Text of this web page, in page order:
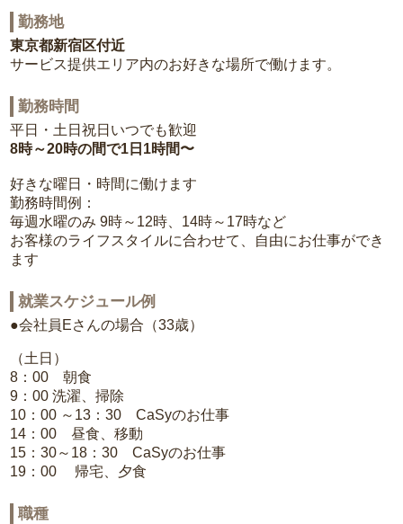
勤務地
東京都新宿区付近
サービス提供エリア内のお好きな場所で働けます。
勤務時間
平日・土日祝日いつでも歓迎
8時～20時の間で1日1時間〜
好きな曜日・時間に働けます
勤務時間例：
毎週水曜のみ 9時～12時、14時～17時など
お客様のライフスタイルに合わせて、自由にお仕事ができ
ます
就業スケジュール例
●会社員Eさんの場合（33歳）
（土日）
8：00 朝食
9：00 洗濯、掃除
10：00 ～13：30 CaSyのお仕事
14：00 昼食、移動
15：30～18：30 CaSyのお仕事
19：00 帰宅、夕食
職種